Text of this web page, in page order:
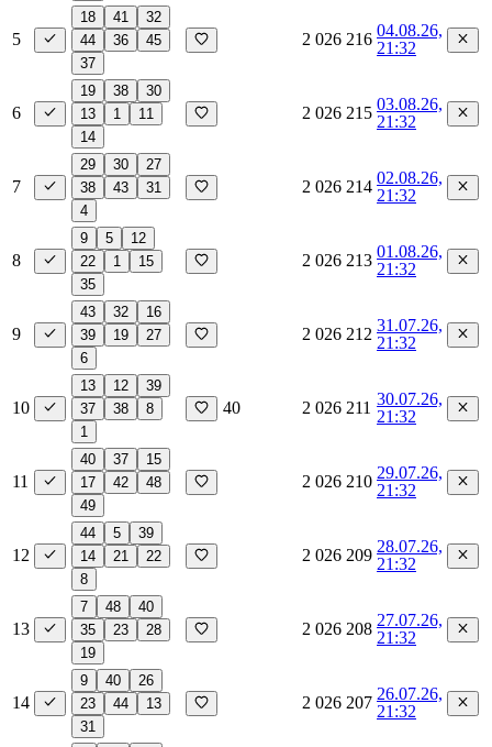
5
18 41
32
44
36
45
37
2 026 216 04.08.26,
21:32
6
19 38
30
13
1
11
14
2 026 215 03.08.26,
21:32
7
29 30
27
38
43
31
4
2 026 214 02.08.26,
21:32
8
9 5
12
22
1
15
35
2 026 213 01.08.26,
21:32
9
43 32
16
39
19
27
6
2 026 212 31.07.26,
21:32
10
13 12
39
37
38
8
1
40 2 026 211 30.07.26,
21:32
11
40 37
15
17
42
48
49
2 026 210 29.07.26,
21:32
12
44 5
39
14
21
22
8
2 026 209 28.07.26,
21:32
13
7 48
40
35
23
28
19
2 026 208 27.07.26,
21:32
14
9 40
26
23
44
13
31
2 026 207 26.07.26,
21:32